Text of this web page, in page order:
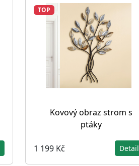
TOP
Kovový obraz strom s
ptáky
1 199 Kč Detail